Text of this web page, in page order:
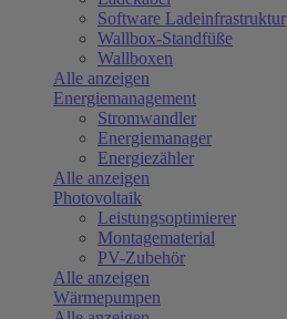
Software Ladeinfrastruktur
Wallbox-Standfüße
Wallboxen
Alle anzeigen
Energiemanagement
Stromwandler
Energiemanager
Energiezähler
Alle anzeigen
Photovoltaik
Leistungsoptimierer
Montagematerial
PV-Zubehör
Alle anzeigen
Wärmepumpen